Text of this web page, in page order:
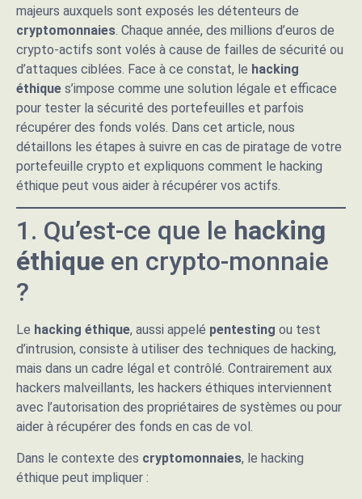
majeurs auxquels sont exposés les détenteurs de
cryptomonnaies. Chaque année, des millions d’euros de
crypto-actifs sont volés à cause de failles de sécurité ou
d’attaques ciblées. Face à ce constat, le hacking
éthique s’impose comme une solution légale et efficace
pour tester la sécurité des portefeuilles et parfois
récupérer des fonds volés. Dans cet article, nous
détaillons les étapes à suivre en cas de piratage de votre
portefeuille crypto et expliquons comment le hacking
éthique peut vous aider à récupérer vos actifs.
1. Qu’est-ce que le hacking
éthique en crypto-monnaie
?
Le hacking éthique, aussi appelé pentesting ou test
d’intrusion, consiste à utiliser des techniques de hacking,
mais dans un cadre légal et contrôlé. Contrairement aux
hackers malveillants, les hackers éthiques interviennent
avec l’autorisation des propriétaires de systèmes ou pour
aider à récupérer des fonds en cas de vol.
Dans le contexte des cryptomonnaies, le hacking
éthique peut impliquer :